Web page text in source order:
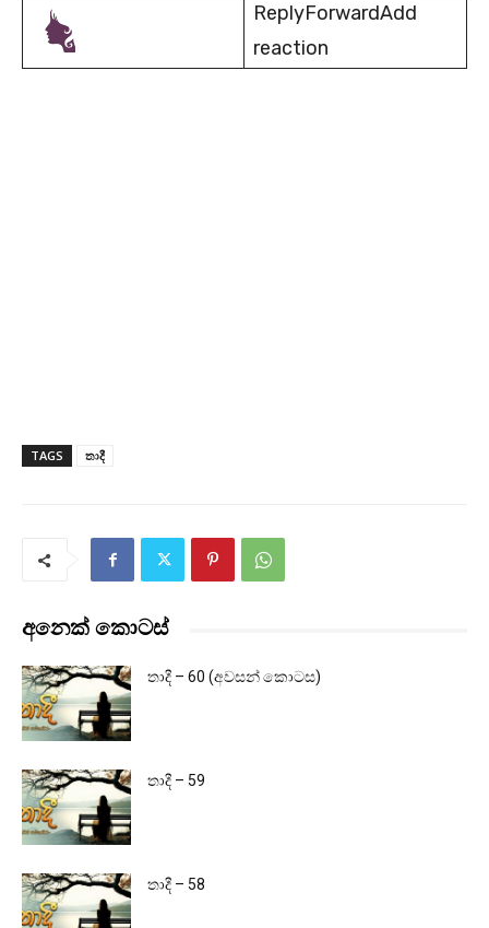
ReplyForwardAdd
reaction
TAGS තාදී
අනෙක් කොටස්
තාදී – 60 (අවසන් කොටස)
තාදී – 59
තාදී – 58